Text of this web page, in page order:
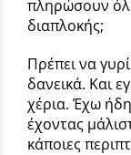
πληρώσουν
διαπλοκής;
Πρέπει να
δανεικά. Και
χέρια. Έχω
έχοντας
κάποιες